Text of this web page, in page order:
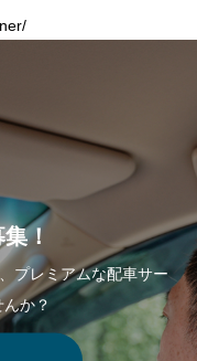
！
プレミアムな配車サー
か？